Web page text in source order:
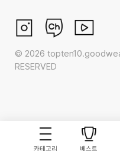
카테고리 베스트
© 2026
RESERVED